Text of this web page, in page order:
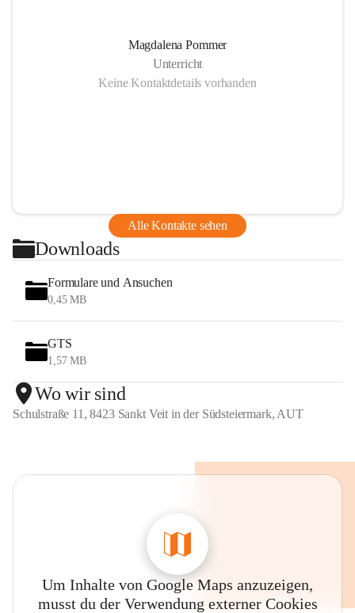
Magdalena Pommer
Unterricht
Keine Kontaktdetails vorhanden
Alle Kontakte sehen
Downloads
Formulare und Ansuchen
0,45 MB
GTS
1,57 MB
Wo wir sind
Schulstraße 11, 8423 Sankt Veit in der Südsteiermark, AUT
Um Inhalte von Google Maps anzuzeigen,
musst du der Verwendung externer Cookies